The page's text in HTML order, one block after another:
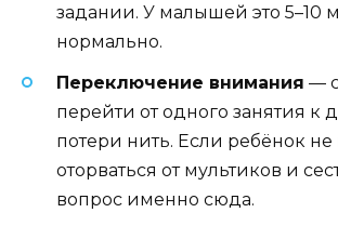
задании. У малышей это 5–10
нормально.
Переключение внимания —
перейти от одного занятия к
потери нить. Если ребёнок
оторваться от мультиков и
вопрос именно сюда.